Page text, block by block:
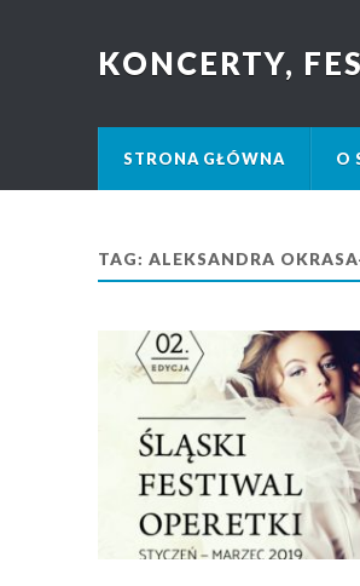
KONCERTY,
STRONA GŁÓWNA O
TAG: ALEKSANDRA